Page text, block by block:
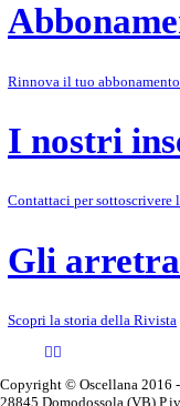
Rinnova il tuo
I nostri
Contattaci per sottoscrivere
Gli
Scopri la storia della Rivista
Copyright © Oscellana 2016
28845 Domodossola (VB)